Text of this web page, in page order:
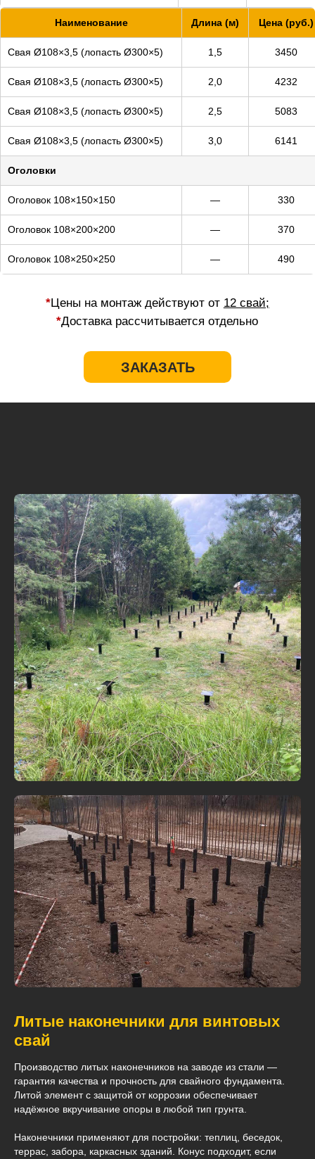
Наименование Длина (м) Цена (руб.)
Свая Ø108×3,5 (лопасть Ø300×5) 1,5 3450
Свая Ø108×3,5 (лопасть Ø300×5) 2,0 4232
Свая Ø108×3,5 (лопасть Ø300×5) 2,5 5083
Свая Ø108×3,5 (лопасть Ø300×5) 3,0 6141
Оголовки
Оголовок 108×150×150 — 330
Оголовок 108×200×200 — 370
Оголовок 108×250×250 — 490
Литые наконечники для винтовых
свай
Производство литых наконечников на заводе из стали —
гарантия качества и прочность для свайного фундамента.
Литой элемент с защитой от коррозии обеспечивает
надёжное вкручивание опоры в любой тип грунта.
Наконечники применяют для постройки: теплиц, беседок,
террас, забора, каркасных зданий. Конус подходит, если